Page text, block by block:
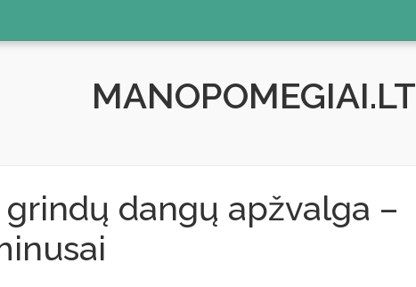
MANOPOMEGIAI.LT
dangų apžvalga –